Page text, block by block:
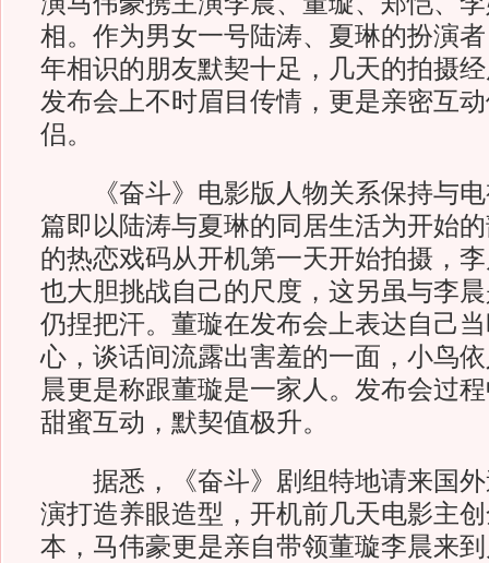
相。作为男女一号陆涛、夏琳的扮演
年相识的朋友默契十足，几天的拍摄
发布会上不时眉目传情，更是亲密互
侣。
《奋斗》电影版人物关系保持与电
篇即以陆涛与夏琳的同居生活为开始
的热恋戏码从开机第一天开始拍摄，
也大胆挑战自己的尺度，这另虽与李
仍捏把汗。董璇在发布会上表达自己
心，谈话间流露出害羞的一面，小鸟
晨更是称跟董璇是一家人。发布会过
甜蜜互动，默契值极升。
据悉，《奋斗》剧组特地请来国外
演打造养眼造型，开机前几天电影主
本，马伟豪更是亲自带领董璇李晨来